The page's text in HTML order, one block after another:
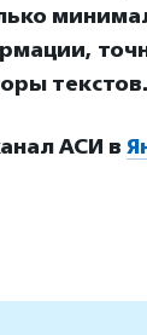
текстов.
АСИ в